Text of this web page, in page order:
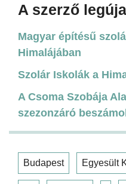
A szerző
Magyar építésű
Himalájában
Szolár Iskolák a
A Csoma Szobája
szezonzáró
Budapest Egyesült